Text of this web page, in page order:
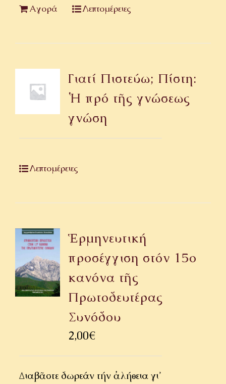
Αγορά Λεπτομέρειες
Γιατί Πιστεύω; Πίστη:
Ἡ πρό τῆς γνώσεως
γνώση
Λεπτομέρειες
Ἑρμηνευτική
προσέγγιση στόν 15ο
κανόνα τῆς
Πρωτοδευτέρας
Συνόδου
2,00€
Διαβᾶστε δωρεάν τήν ἀλήθεια γι᾿